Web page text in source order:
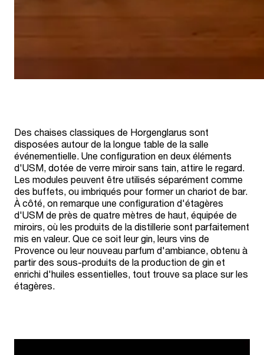
Des chaises classiques de Horgenglarus sont
disposées autour de la longue table de la salle
événementielle. Une configuration en deux éléments
d'USM, dotée de verre miroir sans tain, attire le regard.
Les modules peuvent être utilisés séparément comme
des buffets, ou imbriqués pour former un chariot de bar.
À côté, on remarque une configuration d'étagères
d'USM de près de quatre mètres de haut, équipée de
miroirs, où les produits de la distillerie sont parfaitement
mis en valeur. Que ce soit leur gin, leurs vins de
Provence ou leur nouveau parfum d'ambiance, obtenu à
partir des sous-produits de la production de gin et
enrichi d'huiles essentielles, tout trouve sa place sur les
étagères.